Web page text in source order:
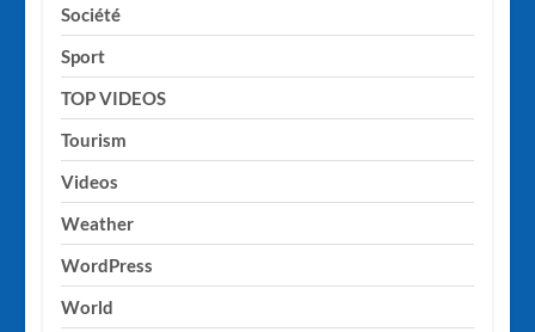
Société
Sport
TOP VIDEOS
Tourism
Videos
Weather
WordPress
World